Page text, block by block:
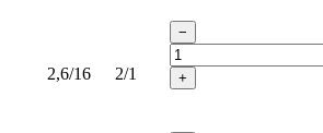
2,6/16 2/1
−
+